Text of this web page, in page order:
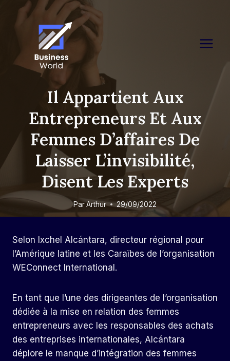
Il Appartient Aux
Entrepreneurs Et Aux
Femmes D’affaires De
Laisser L’invisibilité,
Disent Les Experts
ParArthur 29/09/2022
Selon Ixchel Alcántara, directeur régional pour
l’Amérique latine et les Caraïbes de l’organisation
WEConnect International.
En tant que l’une des dirigeantes de l’organisation
dédiée à la mise en relation des femmes
entrepreneurs avec les responsables des achats
des entreprises internationales, Alcántara
déplore le manque d’intégration des femmes